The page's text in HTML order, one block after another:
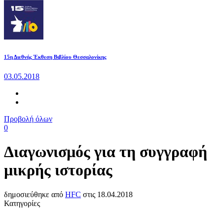
15η Διεθνής Έκθεση Βιβλίου Θεσσαλονίκης
03.05.2018
Προβολή όλων
0
Διαγωνισµός για τη συγγραφή
µικρής ιστορίας
δημοσιεύθηκε από HFC στις 18.04.2018
Κατηγορίες